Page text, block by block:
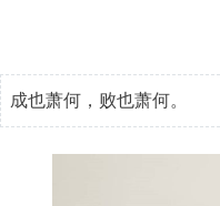
成也萧何，败也萧何。